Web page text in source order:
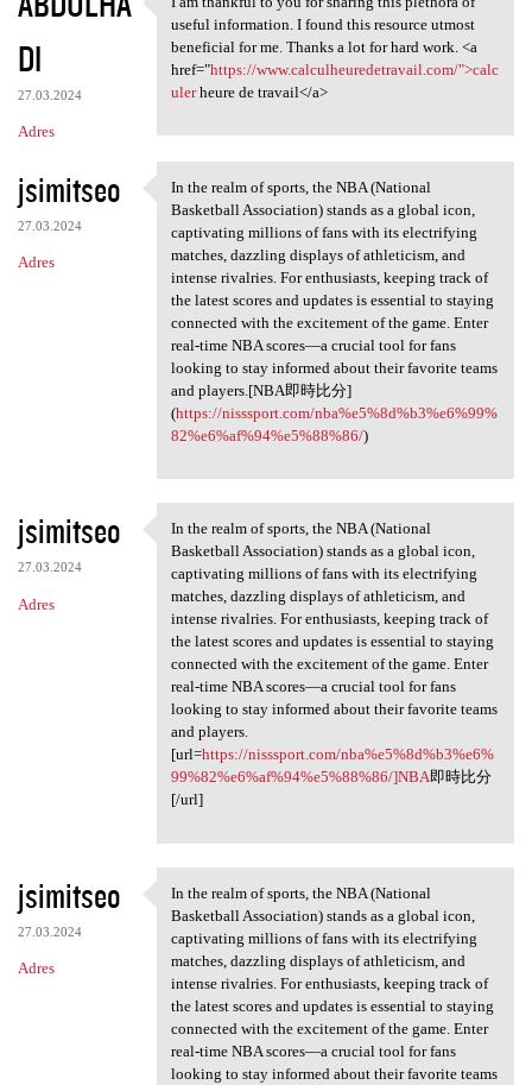
DI
27.03.2024
Adres
I am thankful to you for
useful information. I found this resource utmost
beneficial for me. Thanks a lot for hard work. <a
href="https://www.calculheuredetravail.com/">calc
ulerheure de travail</a>
jsimitseo
27.03.2024
Adres
In the realm of sports, the
In the realm of sports, the NBA (National
Basketball Association) stands as a global icon,
captivating millions of fans with its electrifying
matches, dazzling displays of athleticism, and
intense rivalries. For enthusiasts, keeping track of
the latest scores and updates is essential to staying
connected with the excitement of the game. Enter
real-time NBA scores—a crucial tool for fans
looking to stay informed about their favorite teams
and players.[NBA即時比分]
(https://nisssport.com/nba%e5%8d%b3%e6%99%
82%e6%af%94%e5%88%86/)
jsimitseo
27.03.2024
Adres
In the realm of sports, the
In the realm of sports, the NBA (National
Basketball Association) stands as a global icon,
captivating millions of fans with its electrifying
matches, dazzling displays of athleticism, and
intense rivalries. For enthusiasts, keeping track of
the latest scores and updates is essential to staying
connected with the excitement of the game. Enter
real-time NBA scores—a crucial tool for fans
looking to stay informed about their favorite teams
and players.
[url=https://nisssport.com/nba%e5%8d%b3%e6%
99%82%e6%af%94%e5%88%86/]NBA即時比分
[/url]
jsimitseo
27.03.2024
Adres
In the realm of sports, the
In the realm of sports, the NBA (National
Basketball Association) stands as a global icon,
captivating millions of fans with its electrifying
matches, dazzling displays of athleticism, and
intense rivalries. For enthusiasts, keeping track of
the latest scores and updates is essential to staying
connected with the excitement of the game. Enter
real-time NBA scores—a crucial tool for fans
looking to stay informed about their favorite teams